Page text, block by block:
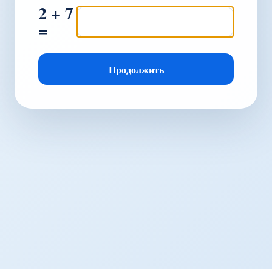
2 + 7
=
Продолжить